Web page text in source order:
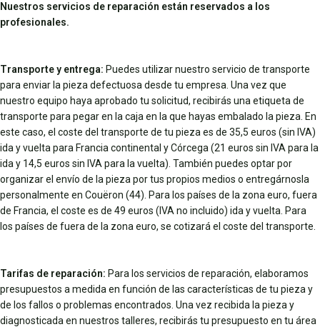
Nuestros servicios de reparación están reservados a los
profesionales.
Transporte y entrega: Puedes utilizar nuestro servicio de transporte
para enviar la pieza defectuosa desde tu empresa. Una vez que
nuestro equipo haya aprobado tu solicitud, recibirás una etiqueta de
transporte para pegar en la caja en la que hayas embalado la pieza. En
este caso, el coste del transporte de tu pieza es de 35,5 euros (sin IVA)
ida y vuelta para Francia continental y Córcega (21 euros sin IVA para la
ida y 14,5 euros sin IVA para la vuelta). También puedes optar por
organizar el envío de la pieza por tus propios medios o entregárnosla
personalmente en Couëron (44). Para los países de la zona euro, fuera
de Francia, el coste es de 49 euros (IVA no incluido) ida y vuelta. Para
los países de fuera de la zona euro, se cotizará el coste del transporte.
Tarifas de reparación: Para los servicios de reparación, elaboramos
presupuestos a medida en función de las características de tu pieza y
de los fallos o problemas encontrados. Una vez recibida la pieza y
diagnosticada en nuestros talleres, recibirás tu presupuesto en tu área